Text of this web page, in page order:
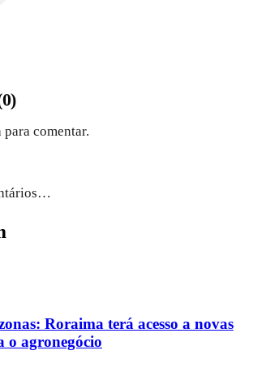
0)
para comentar.
Roraima terá acesso a novas
o agronegócio